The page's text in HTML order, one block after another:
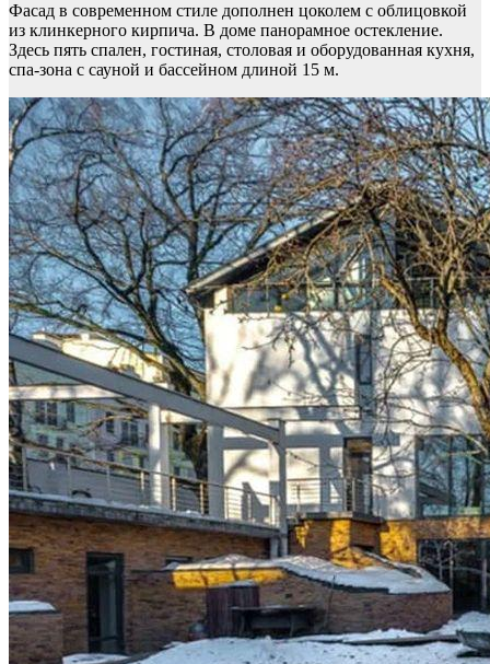
Фасад в современном стиле дополнен цоколем с облицовкой
из клинкерного кирпича. В доме панорамное остекление.
Здесь пять спален, гостиная, столовая и оборудованная кухня,
спа-зона с сауной и бассейном длиной 15 м.